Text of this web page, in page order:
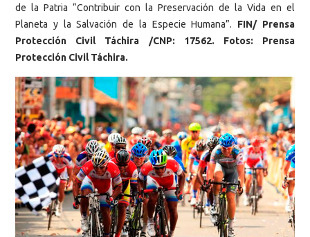
de la Patria “Contribuir con la Preservación de la Vida en el
Planeta y la Salvación de la Especie Humana”. FIN/ Prensa
Protección Civil Táchira /CNP: 17562. Fotos: Prensa
Protección Civil Táchira.